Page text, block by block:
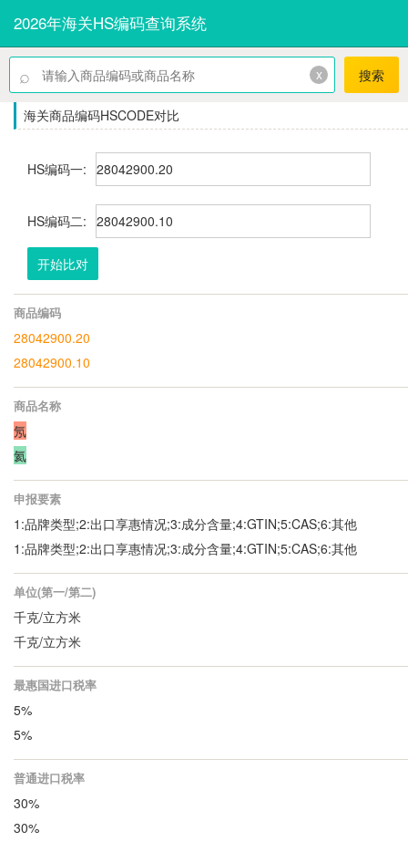
2026年海关HS编码查询系统
⌕ x 搜索
海关商品编码HSCODE对比
HS编码一:
HS编码二:
开始比对
商品编码
28042900.20
28042900.10
商品名称
氖
氦
申报要素
1:品牌类型;2:出口享惠情况;3:成分含量;4:GTIN;5:CAS;6:其他
1:品牌类型;2:出口享惠情况;3:成分含量;4:GTIN;5:CAS;6:其他
单位(第一/第二)
千克/立方米
千克/立方米
最惠国进口税率
5%
5%
普通进口税率
30%
30%